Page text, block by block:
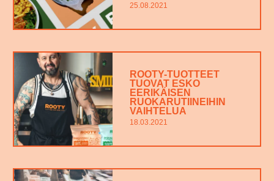
25.08.2021
ROOTY-TUOTTEET
TUOVAT ESKO
EERIKÄISEN
RUOKARUTIINEIHIN
VAIHTELUA
18.03.2021